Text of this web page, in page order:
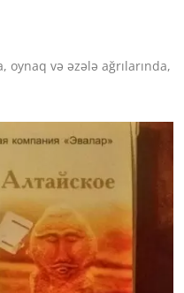
oynaq və əzələ ağrılarında,